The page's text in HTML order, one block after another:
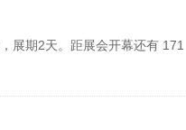
展期2天。距展会开幕还有 171